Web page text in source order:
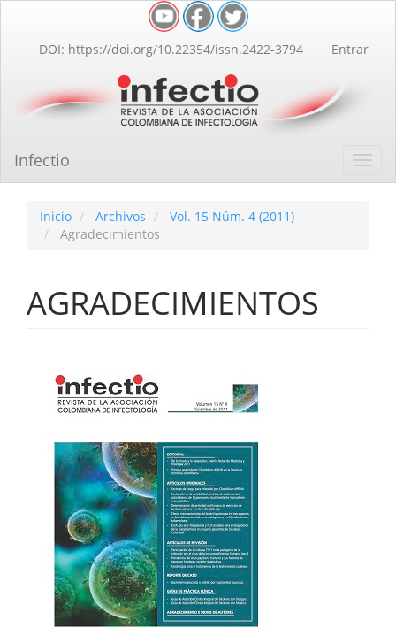
Contenido
principal
lateral
DOI: https://doi.org/10.22354/issn.2422-3794 Entrar
Infectio
Inicio Archivos
Vol. 15 Núm. 4 (2011)
Agradecimientos
AGRADECIMIENTOS
lateral
del
artículo